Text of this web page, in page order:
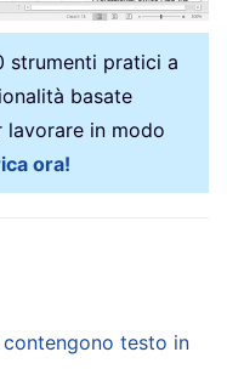
strumenti pratici a
basate
lavorare in modo
ora!
testo in